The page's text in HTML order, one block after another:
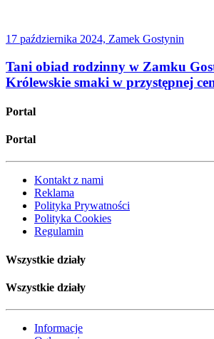
17 października 2024, Zamek Gostynin
Tani obiad rodzinny w Zamku
Królewskie smaki w przystępnej
Portal
Portal
Kontakt z nami
Reklama
Polityka Prywatności
Polityka Cookies
Regulamin
Wszystkie działy
Wszystkie działy
Informacje